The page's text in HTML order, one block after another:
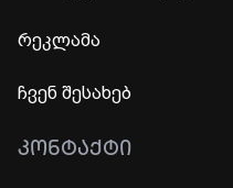
რეკლამა
ჩვენ შესახებ
ᲙᲝᲜᲢᲐᲥᲢᲘ